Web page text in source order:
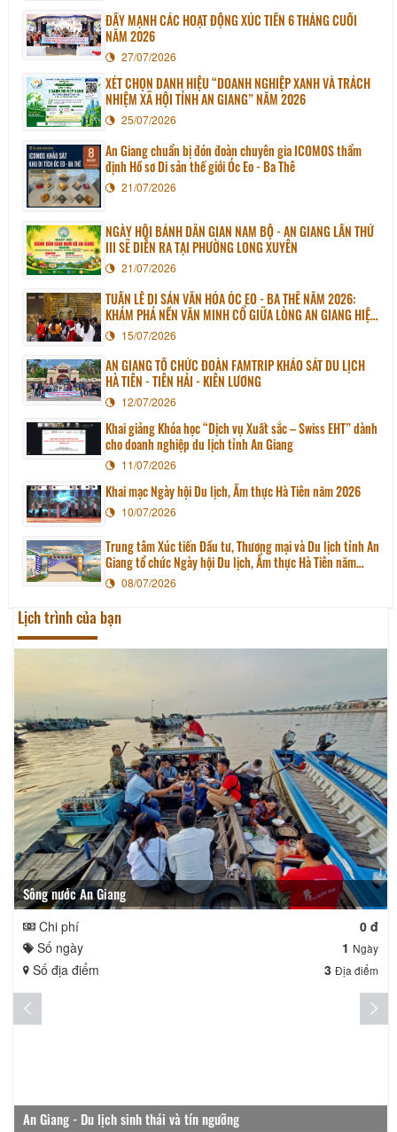
ĐẨY MẠNH CÁC HOẠT ĐỘNG XÚC TIẾN 6 THÁNG CUỐI
NĂM 2026
27/07/2026
XÉT CHỌN DANH HIỆU “DOANH NGHIỆP XANH VÀ TRÁCH
NHIỆM XÃ HỘI TỈNH AN GIANG” NĂM 2026
25/07/2026
An Giang chuẩn bị đón đoàn chuyên gia ICOMOS thẩm
định Hồ sơ Di sản thế giới Óc Eo - Ba Thê
21/07/2026
NGÀY HỘI BÁNH DÂN GIAN NAM BỘ - AN GIANG LẦN THỨ
III SẼ DIỄN RA TẠI PHƯỜNG LONG XUYÊN
21/07/2026
TUẦN LỄ DI SẢN VĂN HÓA ÓC EO - BA THÊ NĂM 2026:
KHÁM PHÁ NỀN VĂN MINH CỔ GIỮA LÒNG AN GIANG HIỆN
ĐẠI 15/07/2026
AN GIANG TỔ CHỨC ĐOÀN FAMTRIP KHẢO SÁT DU LỊCH
HÀ TIÊN - TIÊN HẢI - KIÊN LƯƠNG
12/07/2026
Khai giảng Khóa học “Dịch vụ Xuất sắc – Swiss EHT” dành
cho doanh nghiệp du lịch tỉnh An Giang
11/07/2026
Khai mạc Ngày hội Du lịch, Ẩm thực Hà Tiên năm 2026
10/07/2026
Trung tâm Xúc tiến Đầu tư, Thương mại và Du lịch tỉnh An
Giang tổ chức Ngày hội Du lịch, Ẩm thực Hà Tiên năm
202608/07/2026
Lịch trình của bạn
Sông nước An Giang
Chi phí
0 đ
Số ngày
1 Ngày
Số địa điểm 3 Địa điểm